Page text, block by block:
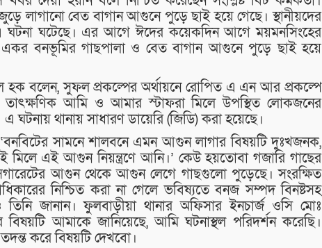
লাগানো বেত বাগান আগুনে পুড়ে ছাই হয়ে গেছে। স্থানীয়দের
ঘটনা ঘটেছে। এর আগে ঈদের কয়েকদিন আগে ময়মনসিংহের
একর বনভূমির গাছপালা ও বেত বাগান আগুনে পুড়ে ছাই হয়ে
হক বলেন, সুফল প্রকল্পের অর্থায়নে রোপিত এ এন আর প্রকল্পে
আমি ও আমার স্টাফরা মিলে উপস্থিত লোকজনের
থানায় সাধারণ ডায়েরি (জিডি) করা হয়েছে।
‘বনবিটের সামনে শালবনে এমন আগুন লাগার বিষয়টি দুঃখজনক,
এই আগুন নিয়ন্ত্রণে আনি।’ কেউ হয়তোবা গজারি গাছের
আগুন থেকে আগুন লেগে গাছগুলো পুড়েছে। সংরক্ষিত
নিশ্চিত করা না গেলে ভবিষ্যতে বনজ সম্পদ বিনষ্টসহ
জানান। ফুলবাড়ীয়া থানার অফিসার ইনচার্জ ওসি মোঃ
আমাকে জানিয়েছে, আমি ঘটনাস্থল পরিদর্শন করেছি।
করে বিষয়টি দেখবো।